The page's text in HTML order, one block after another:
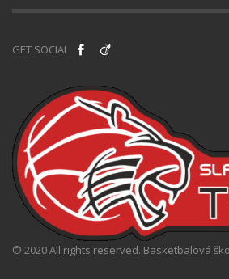
GET SOCIAL
© 2020 All rights reserved. Basketbalová